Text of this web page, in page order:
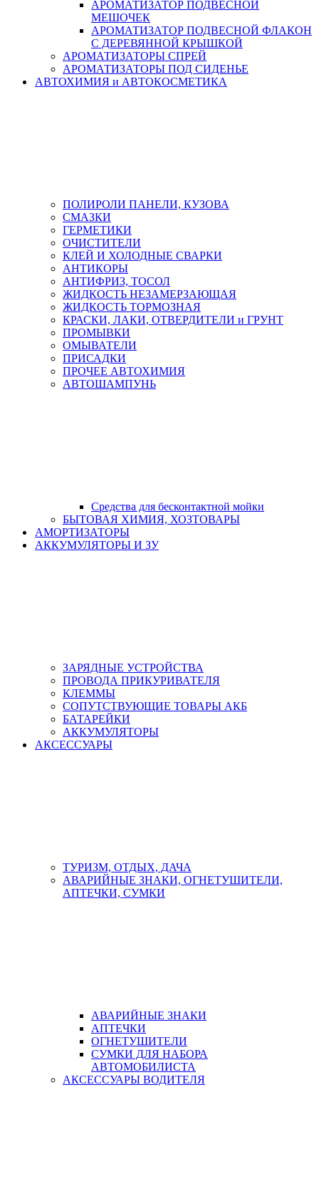
АРОМАТИЗАТОР ПОДВЕСНОЙ
МЕШОЧЕК
АРОМАТИЗАТОР ПОДВЕСНОЙ ФЛАКОН
С ДЕРЕВЯННОЙ КРЫШКОЙ
АРОМАТИЗАТОРЫ СПРЕЙ
АРОМАТИЗАТОРЫ ПОД СИДЕНЬЕ
АВТОХИМИЯ и АВТОКОСМЕТИКА
ПОЛИРОЛИ ПАНЕЛИ, КУЗОВА
СМАЗКИ
ГЕРМЕТИКИ
ОЧИСТИТЕЛИ
КЛЕЙ И ХОЛОДНЫЕ СВАРКИ
АНТИКОРЫ
АНТИФРИЗ, ТОСОЛ
ЖИДКОСТЬ НЕЗАМЕРЗАЮЩАЯ
ЖИДКОСТЬ ТОРМОЗНАЯ
КРАСКИ, ЛАКИ, ОТВЕРДИТЕЛИ и ГРУНТ
ПРОМЫВКИ
ОМЫВАТЕЛИ
ПРИСАДКИ
ПРОЧЕЕ АВТОХИМИЯ
АВТОШАМПУНЬ
Средства для бесконтактной мойки
БЫТОВАЯ ХИМИЯ, ХОЗТОВАРЫ
АМОРТИЗАТОРЫ
АККУМУЛЯТОРЫ И ЗУ
ЗАРЯДНЫЕ УСТРОЙСТВА
ПРОВОДА ПРИКУРИВАТЕЛЯ
КЛЕММЫ
СОПУТСТВУЮЩИЕ ТОВАРЫ АКБ
БАТАРЕЙКИ
АККУМУЛЯТОРЫ
АКСЕСCУАРЫ
ТУРИЗМ, ОТДЫХ, ДАЧА
АВАРИЙНЫЕ ЗНАКИ, ОГНЕТУШИТЕЛИ,
АПТЕЧКИ, СУМКИ
АВАРИЙНЫЕ ЗНАКИ
АПТЕЧКИ
ОГНЕТУШИТЕЛИ
СУМКИ ДЛЯ НАБОРА
АВТОМОБИЛИСТА
АКСЕССУАРЫ ВОДИТЕЛЯ